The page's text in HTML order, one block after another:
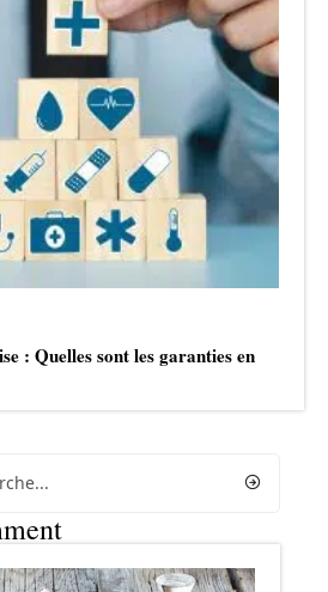
: Quelles sont les garanties en